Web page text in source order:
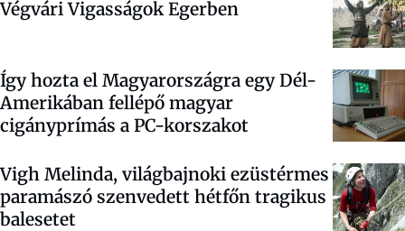
Végvári Vigasságok Egerben
Így hozta el Magyarországra egy Dél-
Amerikában fellépő magyar
cigányprímás a PC-korszakot
Vigh Melinda, világbajnoki ezüstérmes
paramászó szenvedett hétfőn tragikus
balesetet